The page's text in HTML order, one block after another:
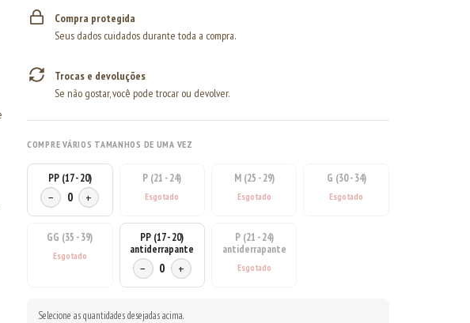
Compra protegida
Seus dados cuidados durante toda a compra.
Trocas e devoluções
Se não gostar, você pode trocar ou devolver.
COMPRE VÁRIOS TAMANHOS DE UMA VEZ
PP (17 - 20)
− 0 +
P (21 - 24) M (25 - 29) G (30 - 34)
GG (35 - 39)
PP (17 - 20)
antiderrapante
− 0 +
P (21 - 24)
antiderrapante
Selecione as quantidades desejadas acima.